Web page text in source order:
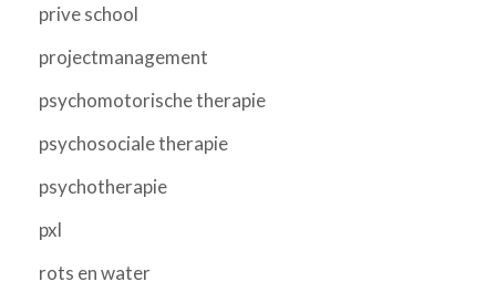
prive school
projectmanagement
psychomotorische therapie
psychosociale therapie
psychotherapie
pxl
rots en water